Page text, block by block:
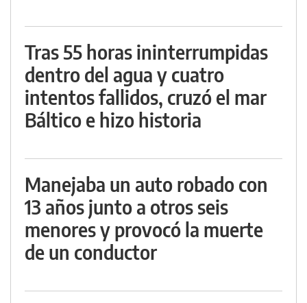
Tras 55 horas ininterrumpidas
dentro del agua y cuatro
intentos fallidos, cruzó el mar
Báltico e hizo historia
Manejaba un auto robado con
13 años junto a otros seis
menores y provocó la muerte
de un conductor